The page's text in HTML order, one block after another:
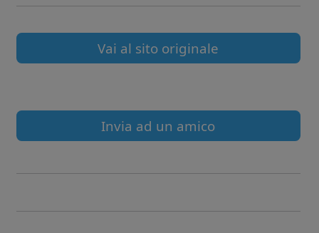
Vai al sito originale
Invia ad un amico